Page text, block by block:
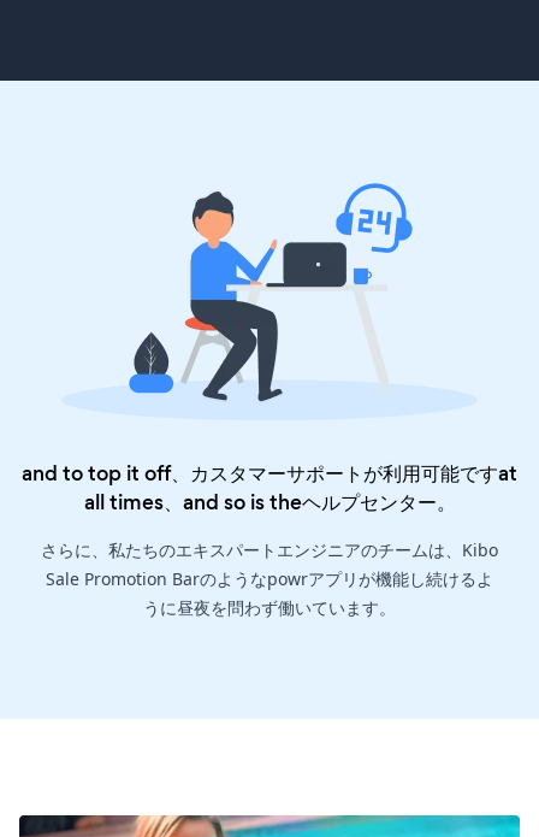
and to top it off、カスタマーサポートが利用可能ですat
all times、and so is theヘルプセンター。
さらに、私たちのエキスパートエンジニアのチームは、Kibo
Sale Promotion Barのようなpowrアプリが機能し続けるよ
うに昼夜を問わず働いています。